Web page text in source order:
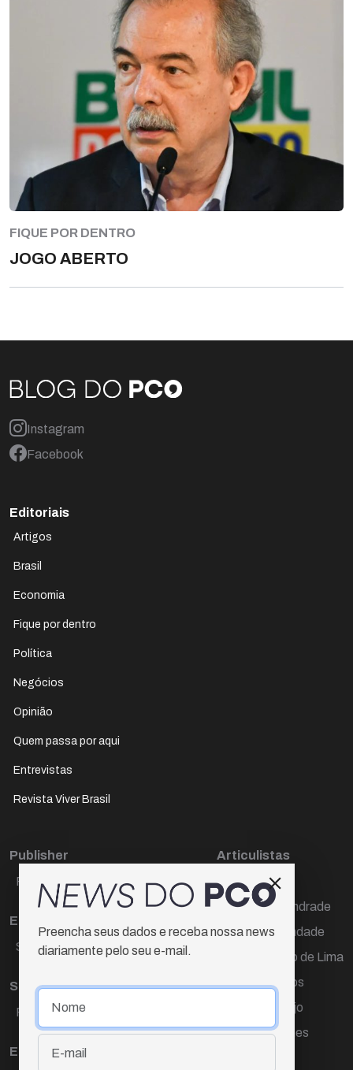
FIQUE POR DENTRO
JOGO ABERTO
Instagram
Facebook
Editoriais
Artigos
Brasil
Economia
Fique por dentro
Política
Negócios
Opinião
Quem passa por aqui
Entrevistas
Revista Viver Brasil
Publisher
Paulo Cesar de Oliveira
Editora Chefe
Sueli Cotta
Sub-editora
Raquel Ayres
Equipe
Articulistas
Décio Freire
Dr Marcos Andrade
Hamilton Trindade
Igor Carvalho de Lima
Mario Campos
Renata Araújo
Wagner Gomes
Preencha seus dados e receba nossa news
diariamente pelo seu e-mail.